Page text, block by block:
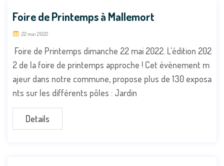
Foire de Printemps à Mallemort
22 mai 2022
Foire de Printemps dimanche 22 mai 2022. L'édition 202
2 de la foire de printemps approche ! Cet évènement m
ajeur dans notre commune, propose plus de 130 exposa
nts sur les différents pôles : Jardin
Details